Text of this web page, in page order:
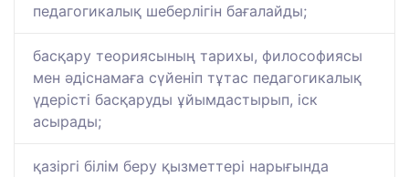
педагогикалық шеберлігін бағалайды;
басқару теориясының тарихы, философиясы
мен әдіснамаға сүйеніп тұтас педагогикалық
үдерісті басқаруды ұйымдастырып, іск
асырады;
қазіргі білім беру қызметтері нарығында